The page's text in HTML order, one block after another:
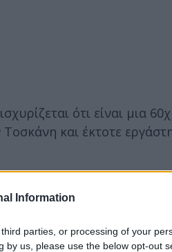
Information
parties, or processing of your
by us, please use the below opt-out
ότι είναι μια
και έκτοτε
και συντήρηση,